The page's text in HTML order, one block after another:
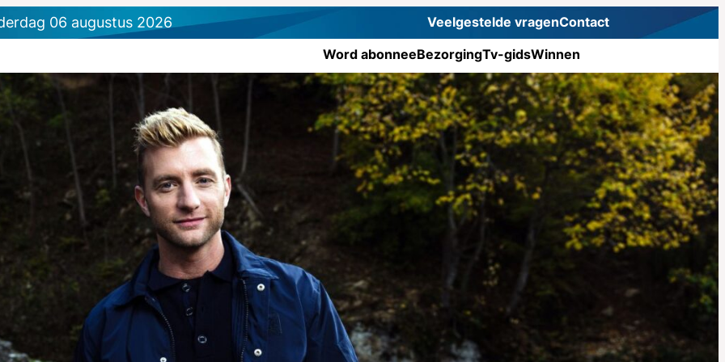
06 augustus 2026 Veelgestelde vragenContact
Word abonneeBezorgingTv-gidsWinnen